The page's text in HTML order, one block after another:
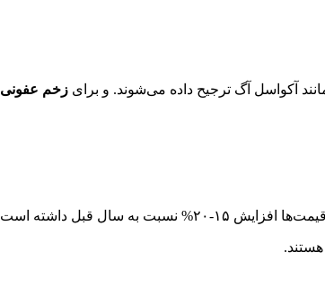
مانند آکواسل آگ ترجیح داده می‌شوند. و برای زخم عفونی
هستند.